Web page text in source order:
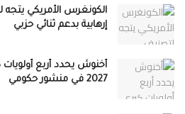
الكونغرس الأمريكي
إرهابية بدعم ثنائي حزبي
أخنوش يحدد أربع
2027 في منشور حكومي